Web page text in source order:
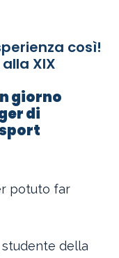
così!
alla XIX
giorno
di
potuto far
studente della